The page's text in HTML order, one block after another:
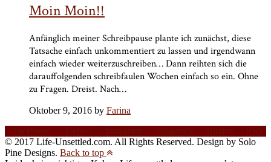
Moin Moin!!
Anfänglich meiner Schreibpause plante ich zunächst, diese
Tatsache einfach unkommentiert zu lassen und irgendwann
einfach wieder weiterzuschreiben… Dann reihten sich die
darauffolgenden schreibfaulen Wochen einfach so ein. Ohne
zu Fragen. Dreist. Nach…
Oktober 9, 2016 by Farina
© 2017 Life-Unsettled.com. All Rights Reserved. Design by Solo
Pine Designs. Back to top